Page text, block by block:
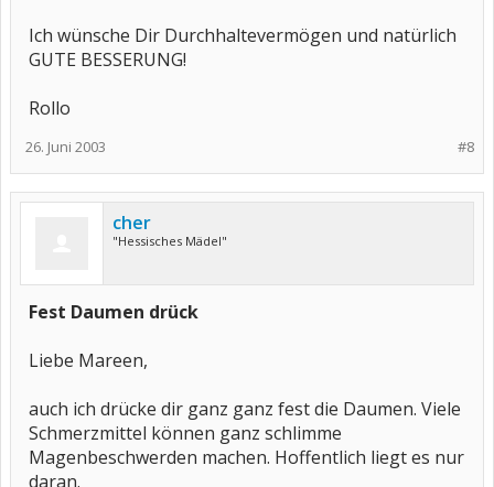
Ich wünsche Dir Durchhaltevermögen und natürlich
GUTE BESSERUNG!
Rollo
#8
26. Juni 2003
cher
"Hessisches Mädel"
Fest Daumen drück
Liebe Mareen,
auch ich drücke dir ganz ganz fest die Daumen. Viele
Schmerzmittel können ganz schlimme
Magenbeschwerden machen. Hoffentlich liegt es nur
daran.